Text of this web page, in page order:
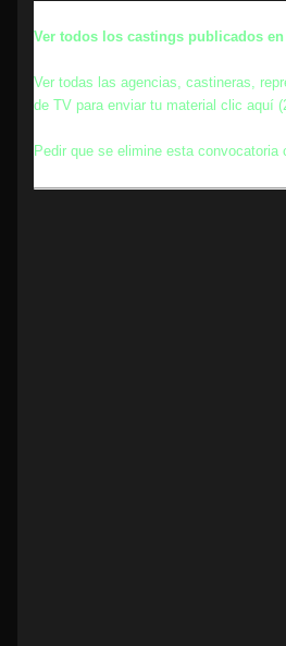
Ver todos los castings publicados en
Ver todas las agencias, castineras,
de TV para enviar tu material clic aquí
Pedir que se elimine esta convocatoria